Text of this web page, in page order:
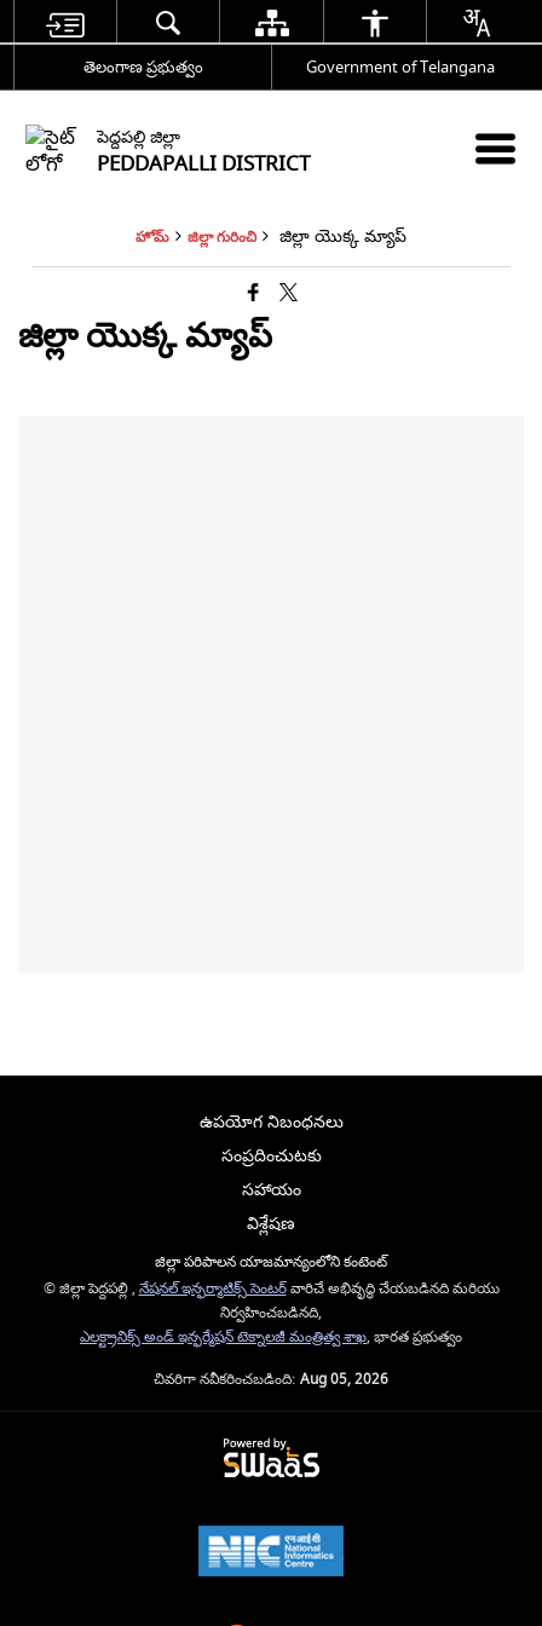
తెలంగాణ ప్రభుత్వం Government of Telangana
పెద్దపల్లి జిల్లా
PEDDAPALLI DISTRICT
హోమ్ జిల్లా గురించి జిల్లా యొక్క మ్యాప్
జిల్లా యొక్క మ్యాప్
ఉపయోగ నిబంధనలు
సంప్రదించుటకు
సహాయం
విశ్లేషణ
జిల్లా పరిపాలన యాజమాన్యంలోని కంటెంట్
© జిల్లా పెద్దపల్లి , నేషనల్ ఇన్ఫర్మాటిక్స్ సెంటర్వారిచే అభివృద్ధి చేయబడినది మరియు
నిర్వహించబడినది,
ఎలక్ట్రానిక్స్ అండ్ ఇన్ఫర్మేషన్ టెక్నాలజీ మంత్రిత్వ శాఖ, భారత ప్రభుత్వం
చివరిగా నవీకరించబడింది: Aug 05, 2026